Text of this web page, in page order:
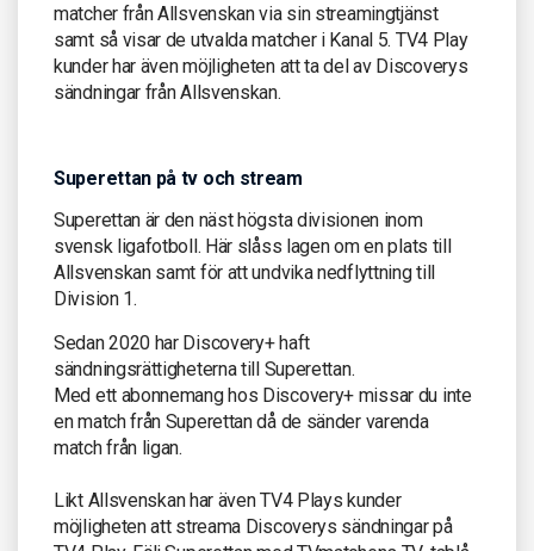
matcher från Allsvenskan via sin streamingtjänst
samt så visar de utvalda matcher i Kanal 5. TV4 Play
kunder har även möjligheten att ta del av Discoverys
sändningar från Allsvenskan.
Superettan på tv och stream
Superettan är den näst högsta divisionen inom
svensk ligafotboll. Här slåss lagen om en plats till
Allsvenskan samt för att undvika nedflyttning till
Division 1.
Sedan 2020 har Discovery+ haft
sändningsrättigheterna till Superettan.
Med ett abonnemang hos Discovery+ missar du inte
en match från Superettan då de sänder varenda
match från ligan.
Likt Allsvenskan har även TV4 Plays kunder
möjligheten att streama Discoverys sändningar på